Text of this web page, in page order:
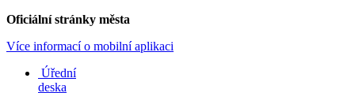
Oficiální stránky města
Více informací o mobilní aplikaci
Úřední
deska